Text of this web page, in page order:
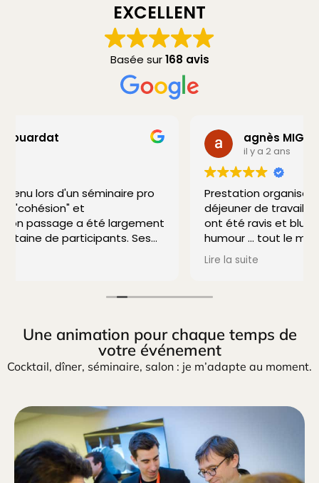
EXCELLENT
Basée sur168 avis
agnès MIGNARD
Prestation organisée dans le cadre d'un
déjeuner de travail. Tous nos collaborateurs
ont été ravis et bluffés. Magie, surprises,
humour ... tout le monde a été enchanté.
Une animation pour chaque temps de
votre événement
Cocktail, dîner, séminaire, salon : je m’adapte au moment.